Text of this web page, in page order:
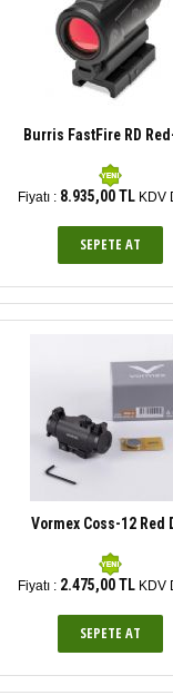
Burris FastFire RD
Fiyatı : 8.935,00 TL KDV
Vormex Coss-12 Red
Fiyatı : 2.475,00 TL KDV